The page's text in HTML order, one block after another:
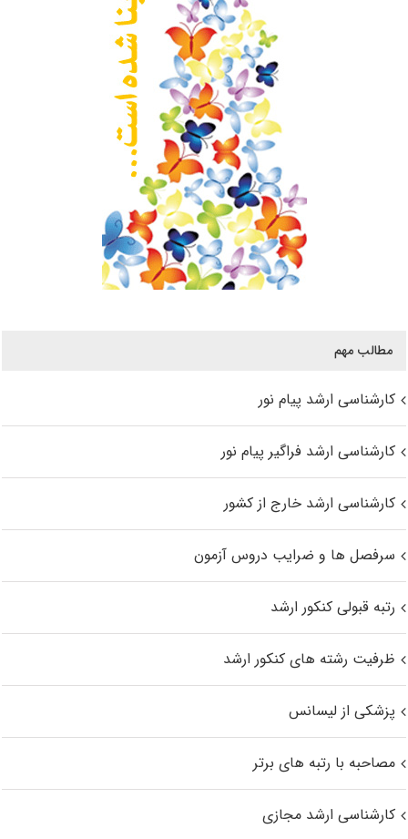
مطالب مهم
کارشناسی ارشد پیام نور
کارشناسی ارشد فراگیر پیام نور
کارشناسی ارشد خارج از کشور
سرفصل ها و ضرایب دروس آزمون
رتبه قبولی کنکور ارشد
ظرفیت رشته های کنکور ارشد
پزشکی از لیسانس
مصاحبه با رتبه های برتر
کارشناسی ارشد مجازی